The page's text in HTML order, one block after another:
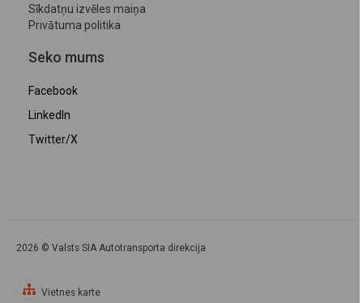
Sīkdatņu izvēles maiņa
Privātuma politika
Seko mums
Facebook
LinkedIn
Twitter/X
2026 © Valsts SIA Autotransporta direkcija
Vietnes karte